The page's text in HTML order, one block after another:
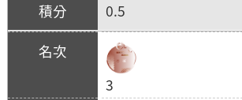
0.5
3